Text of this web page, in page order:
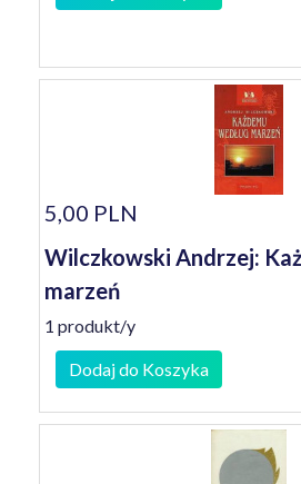
5,00 PLN
Wilczkowski Andrzej:
marzeń
1 produkt/y
Dodaj do Koszyka